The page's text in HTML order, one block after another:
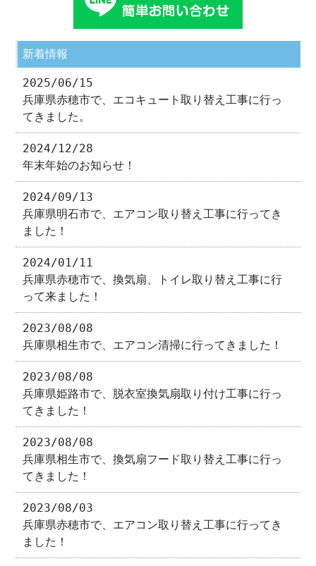
新着情報
2025/06/15
兵庫県赤穂市で、エコキュート取り替え工事に行っ
てきました。
2024/12/28
年末年始のお知らせ！
2024/09/13
兵庫県明石市で、エアコン取り替え工事に行ってき
ました！
2024/01/11
兵庫県赤穂市で、換気扇、トイレ取り替え工事に行
って来ました！
2023/08/08
兵庫県相生市で、エアコン清掃に行ってきました！
2023/08/08
兵庫県姫路市で、脱衣室換気扇取り付け工事に行っ
てきました！
2023/08/08
兵庫県相生市で、換気扇フード取り替え工事に行っ
てきました！
2023/08/03
兵庫県赤穂市で、エアコン取り替え工事に行ってき
ました！